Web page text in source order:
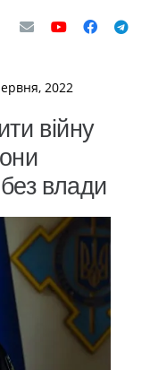
2022
війну
влади